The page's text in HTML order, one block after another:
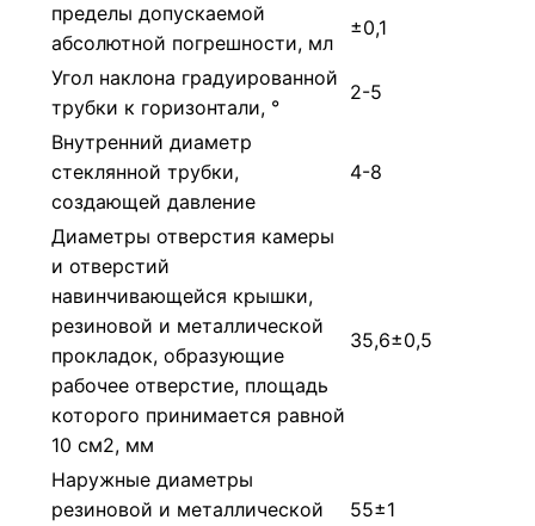
пределы допускаемой
абсолютной погрешности, мл
±0,1
Угол наклона градуированной
трубки к горизонтали, °
2-5
Внутренний диаметр
стеклянной трубки,
создающей давление
4-8
Диаметры отверстия камеры
и отверстий
навинчивающейся крышки,
резиновой и металлической
прокладок, образующие
рабочее отверстие, площадь
которого принимается равной
10 см2, мм
35,6±0,5
Наружные диаметры
резиновой и металлической
55±1